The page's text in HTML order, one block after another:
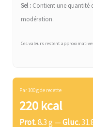
Sel : Contient une quantité
modération.
Ces valeurs restent
Par 100 g de recette
220 kcal
Prot.8.3 g —Gluc.